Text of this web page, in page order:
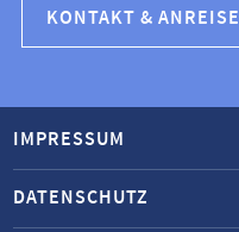
KONTAKT & ANREISE
IMPRESSUM
DATENSCHUTZ